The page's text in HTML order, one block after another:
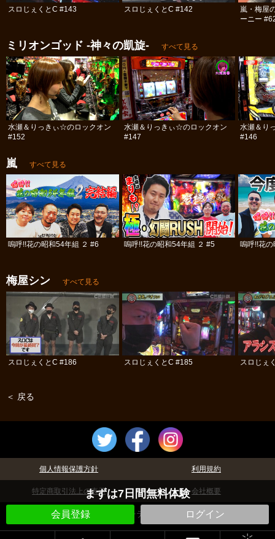
まずは7日間無料体験
会員登録 ログイン
スロじぇくとC #143 スロじぇくとC #142
嵐・梅屋
ーニー
ミリオンゴッド -神々の凱旋- すべて見る
水瀬＆りっきぃ☆のロックオン
#152
水瀬＆りっきぃ☆のロックオン
#147
水瀬＆り
#146
嵐 すべて見る
嗚呼!!花の昭和54年組 ２ #6 嗚呼!!花の昭和54年組 ２ #5 嗚呼!!花
梅屋シン すべて見る
スロじぇくとC #186 スロじぇくとC #185 スロじぇ
＜ 戻る
個人情報保護方針 利用規約
特定商取引法上の表示 会社概要
©パチテレ！